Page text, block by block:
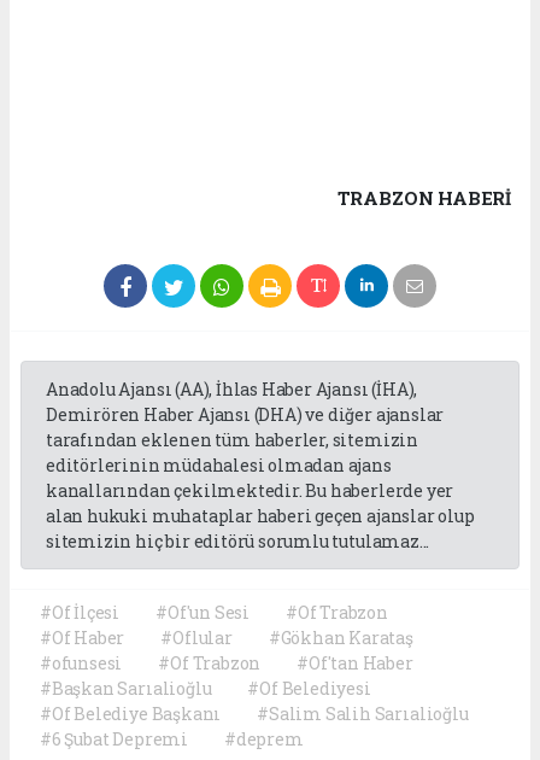
TRABZON HABERİ
Anadolu Ajansı (AA), İhlas Haber Ajansı (İHA),
Demirören Haber Ajansı (DHA) ve diğer ajanslar
tarafından eklenen tüm haberler, sitemizin
editörlerinin müdahalesi olmadan ajans
kanallarından çekilmektedir. Bu haberlerde yer
alan hukuki muhataplar haberi geçen ajanslar olup
sitemizin hiç bir editörü sorumlu tutulamaz...
#Of İlçesi #Of'un Sesi
#Of Trabzon
#Of Haber
#Oflular
#Gökhan Karataş
#ofunsesi
#Of Trabzon
#Of'tan Haber
#Başkan Sarıalioğlu
#Of Belediyesi
#Of Belediye Başkanı
#Salim Salih Sarıalioğlu
#6 Şubat Depremi
#deprem